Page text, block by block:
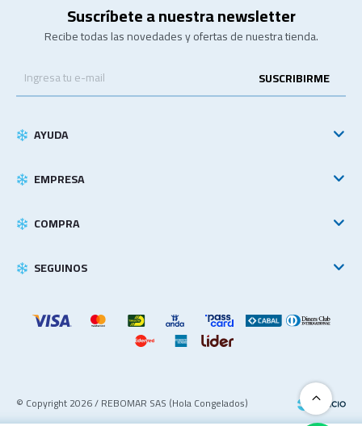
Suscríbete a nuestra newsletter
Recibe todas las novedades y ofertas de nuestra tienda.
SUSCRIBIRME
AYUDA
EMPRESA
COMPRA
SEGUINOS
© Copyright 2026 / REBOMAR SAS (Hola Congelados)